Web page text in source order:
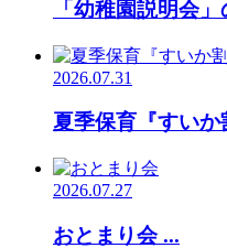
「幼稚園説明会
2026.07.31
夏季保育『すいか
2026.07.27
おとまり会 ...